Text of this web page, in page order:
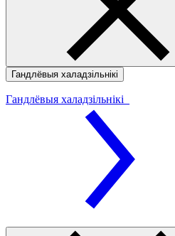
Гандлёвыя халадзільнікі
Гандлёвыя халадзільнікі